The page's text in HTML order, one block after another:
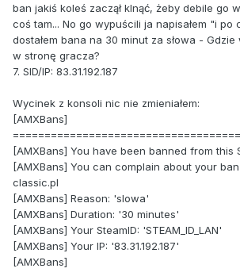
ban jakiś koleś zaczął klnąć, żeby debile go
coś tam... No go wypuścili ja napisałem "i po
dostałem bana na 30 minut za słowa -
w stronę gracza?
7. SID/IP: 83.31.192.187
Wycinek z konsoli nic nie zmieniałem:
[AMXBans]
[AMXBans] You have been banned from this
[AMXBans] You can complain about your
classic.pl
[AMXBans] Reason: 'slowa'
[AMXBans] Duration: '30 minutes'
[AMXBans] Your SteamID: 'STEAM_ID_LAN'
[AMXBans] Your IP: '83.31.192.187'
[AMXBans]